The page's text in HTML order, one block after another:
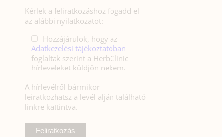
Kérlek a feliratkozáshoz fogadd el
az alábbi nyilatkozatot:
Hozzájárulok, hogy az
Adatkezelési tájékoztatóban
foglaltak szerint a HerbClinic
hírleveleket küldjön nekem.
A hírlevélről bármikor
leiratkozhatsz a levél alján található
linkre kattintva.